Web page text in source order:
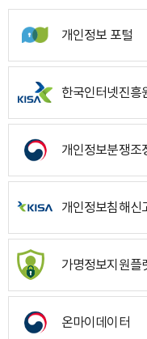
개인정보 포털
한국인터넷진흥
개인정보분쟁조
개인정보침해신
가명정보지원플
온마이데이터